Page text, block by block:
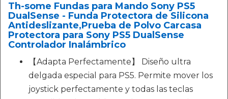
Th-some Fundas para Mando Sony PS5
DualSense - Funda Protectora de Silicona
Antideslizante,Prueba de Polvo Carcasa
Protectora para Sony PS5 DualSense
Controlador Inalámbrico
【Adapta Perfectamente】 Diseño ultra
delgada especial para PS5. Permite mover los
joystick perfectamente y todas las teclas